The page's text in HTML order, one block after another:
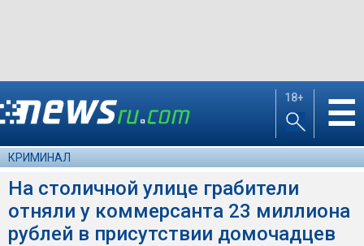
18+ ☰
КРИМИНАЛ
На столичной улице грабители
отняли у коммерсанта 23 миллиона
рублей в присутствии домочадцев